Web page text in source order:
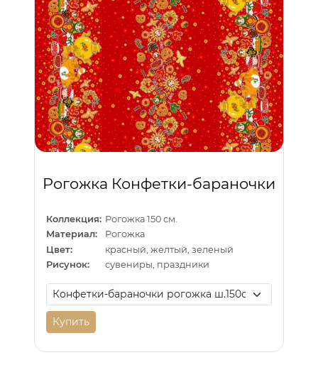
Рогожка Конфетки-бараночки
Коллекция: Рогожка 150 см.
Материал:
Рогожка
Цвет:
красный, желтый, зеленый
Рисунок:
сувениры, праздники
Купить